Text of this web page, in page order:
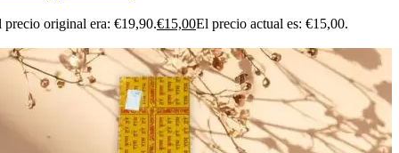
precio original era: €19,90.€15,00El precio actual es: €15,00.